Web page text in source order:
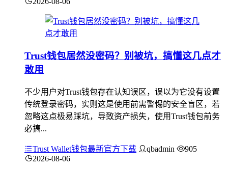
Trust钱包居然没密码？别被坑，搞懂这几点才
敢用
不少用户对Trust钱包存在认知误区，误以为它没有设置
传统登录密码，实则这是使用前需警惕的安全盲区，若
忽略这点极易踩坑，导致资产损失，使用Trust钱包前务
必搞...
Trust Wallet钱包最新官方下载 qbadmin
905
2026-08-06